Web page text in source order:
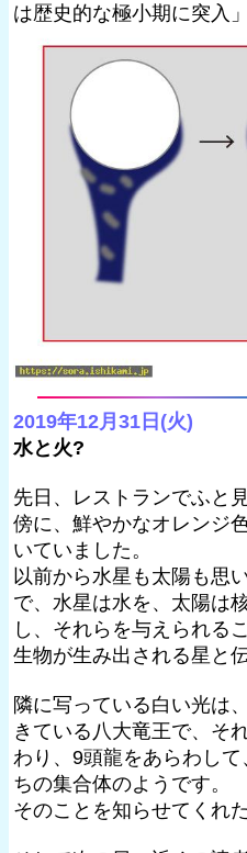
は歴史的な極小期に突入」
2019年12月31日(火)
水と火?
先日、レストランでふと
傍に、鮮やかなオレンジ
いていました。
以前から水星も太陽も思
で、水星は水を、太陽は
し、それらを与えられる
生物が生み出される星と
隣に写っている白い光は
きている八大竜王で、そ
わり、9頭龍をあらわし
ちの集合体のようです。
そのことを知らせてくれ